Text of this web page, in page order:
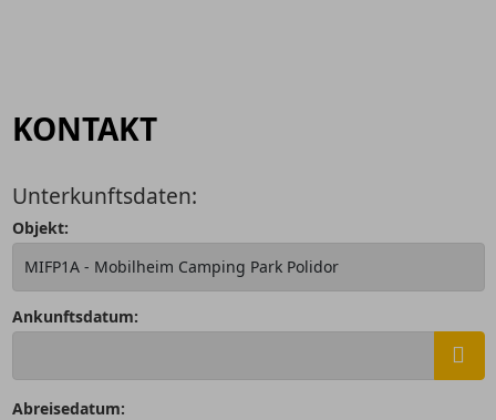
KONTAKT
Unterkunftsdaten:
Objekt:
Ankunftsdatum:
Abreisedatum: